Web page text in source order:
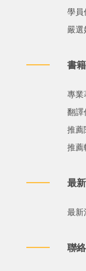
學員
嚴選
書
專業
翻譯
推薦
推薦
最
最新
聯